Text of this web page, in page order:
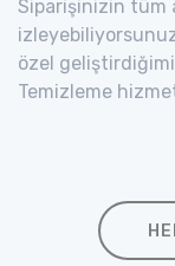
Siparişinizin tüm
özel
Temizleme